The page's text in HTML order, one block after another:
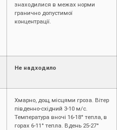
знаходилися в межах норми
гранично допустимої
концентрації.
Не надходило
Хмарно, дощ, місцями гроза. Вітер
південно-східний 3-10 м/с.
Температура вночі 16-18° тепла, в
горах 6-11° тепла. Вдень 25-27°